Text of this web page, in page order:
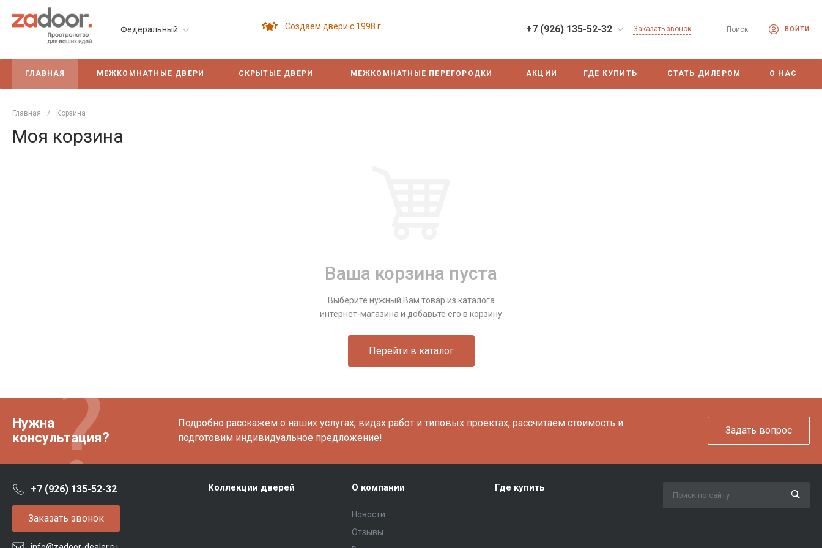
Федеральный Создаем двери с 1998 г. +7 (926) 135-52-32 Заказать звонок Поиск ВОЙТИ
ГЛАВНАЯ МЕЖКОМНАТНЫЕ ДВЕРИ СКРЫТЫЕ ДВЕРИ МЕЖКОМНАТНЫЕ ПЕРЕГОРОДКИ АКЦИИ ГДЕ КУПИТЬ СТАТЬ ДИЛЕРОМ О НАС
Главная / Корзина
Моя корзина
Ваша корзина пуста
Выберите нужный Вам товар из каталога
интернет-магазина и добавьте его в корзину
Перейти в каталог
Нужна
консультация?
Подробно расскажем о наших услугах, видах работ и типовых проектах, рассчитаем стоимость и
подготовим индивидуальное предложение!
Задать вопрос
+7 (926) 135-52-32
Заказать звонок
Коллекции дверей О компании
Новости
Отзывы
Где купить